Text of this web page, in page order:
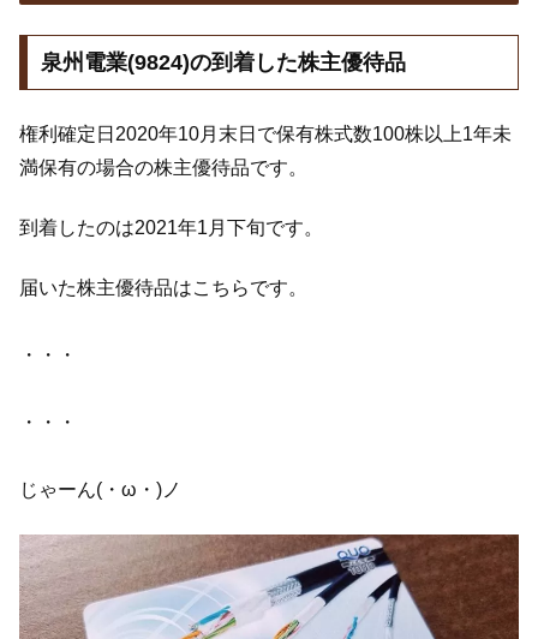
泉州電業(9824)の到着した株主優待品
権利確定日2020年10月末日で保有株式数100株以上1年未
満保有の場合の株主優待品です。
到着したのは2021年1月下旬です。
届いた株主優待品はこちらです。
・・・
・・・
じゃーん(・ω・)ノ